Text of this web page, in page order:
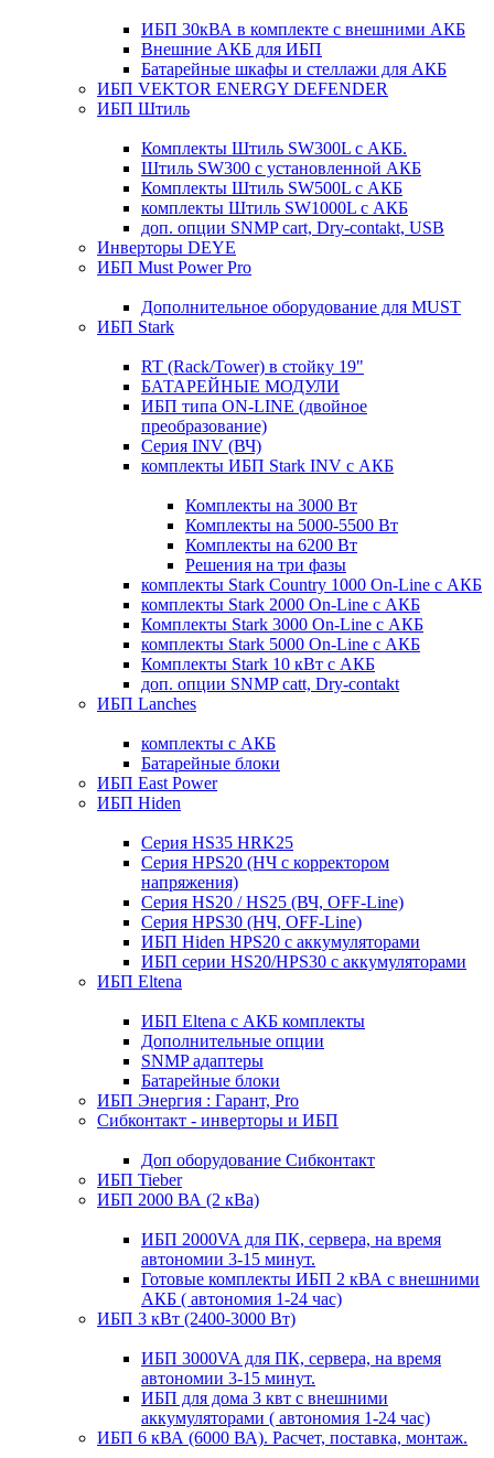
ИБП 30кВА в комплекте с внешними АКБ
Внешние АКБ для ИБП
Батарейные шкафы и стеллажи для АКБ
ИБП VEKTOR ENERGY DEFENDER
ИБП Штиль
Комплекты Штиль SW300L с АКБ.
Штиль SW300 с установленной АКБ
Комплекты Штиль SW500L с АКБ
комплекты Штиль SW1000L с АКБ
доп. опции SNMP cart, Dry-contakt, USB
Инверторы DEYE
ИБП Must Power Pro
Дополнительное оборудование для MUST
ИБП Stark
RT (Rack/Tower) в стойку 19"
БАТАРЕЙНЫЕ МОДУЛИ
ИБП типа ON-LINE (двойное
преобразование)
Серия INV (ВЧ)
комплекты ИБП Stark INV с АКБ
Комплекты на 3000 Вт
Комплекты на 5000-5500 Вт
Комплекты на 6200 Вт
Решения на три фазы
комплекты Stark Country 1000 On-Line с АКБ
комплекты Stark 2000 On-Line с АКБ
Комплекты Stark 3000 On-Line с АКБ
комплекты Stark 5000 On-Line с АКБ
Комплекты Stark 10 кВт с АКБ
доп. опции SNMP catt, Dry-contakt
ИБП Lanches
комплекты с АКБ
Батарейные блоки
ИБП East Power
ИБП Hiden
Серия HS35 HRK25
Серия HPS20 (НЧ с корректором
напряжения)
Серия HS20 / HS25 (ВЧ, OFF-Line)
Серия HPS30 (НЧ, OFF-Line)
ИБП Hiden HPS20 с аккумуляторами
ИБП серии HS20/HPS30 с аккумуляторами
ИБП Eltena
ИБП Eltena с АКБ комплекты
Дополнительные опции
SNMP адаптеры
Батарейные блоки
ИБП Энергия : Гарант, Pro
Сибконтакт - инверторы и ИБП
Доп оборудование Сибконтакт
ИБП Tieber
ИБП 2000 ВА (2 кВа)
ИБП 2000VA для ПК, сервера, на время
автономии 3-15 минут.
Готовые комплекты ИБП 2 кВА с внешними
АКБ ( автономия 1-24 час)
ИБП 3 кВт (2400-3000 Вт)
ИБП 3000VA для ПК, сервера, на время
автономии 3-15 минут.
ИБП для дома 3 квт с внешними
аккумуляторами ( автономия 1-24 час)
ИБП 6 кВА (6000 ВА). Расчет, поставка, монтаж.